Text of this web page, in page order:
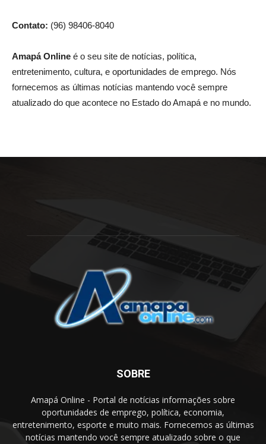
Contato: (96) 98406-8040
Amapá Online é o seu site de notícias, política,
entretenimento, cultura, e oportunidades de emprego. Nós
fornecemos as últimas notícias mantendo você sempre
atualizado do que acontece no Estado do Amapá e no mundo.
SOBRE
Amapá Online - Portal de notícias informações sobre
oportunidades de emprego, política, economia,
entretenimento, esporte e muito mais. Fornecemos as últimas
notícias mantendo você sempre atualizado sobre o que